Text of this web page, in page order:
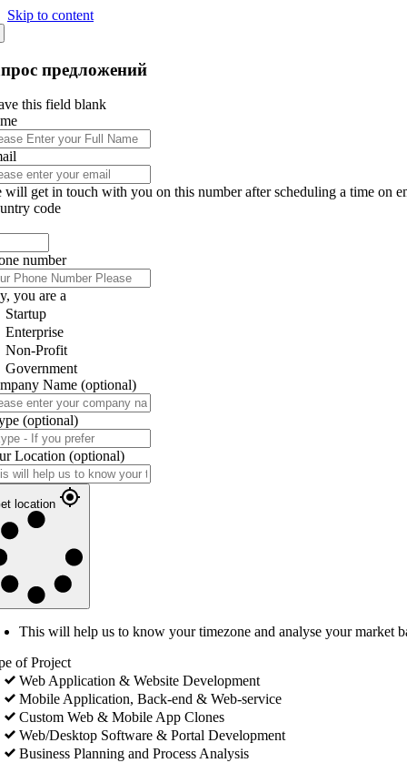
Skip to content
предложений
this field blank
will get in touch with you on this number after scheduling a time on
code
number
you are a
Startup
Enterprise
Non-Profit
Government
Name (optional)
(optional)
Location (optional)
location
This will help us to know your timezone and analyse your market
of Project
Web Application & Website Development
Mobile Application, Back-end & Web-service
Custom Web & Mobile App Clones
Web/Desktop Software & Portal Development
Business Planning and Process Analysis